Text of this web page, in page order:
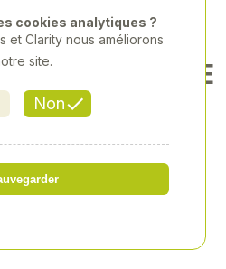
POUR BÉTAIL E
48,50 € HT
Non
cookies analytiques ?
et Clarity nous améliorons
site.